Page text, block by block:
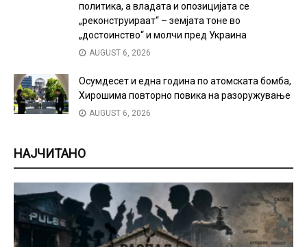
политика, а владата и опозицијата се
„реконструираат“ – земјата тоне во
„достоинство“ и молчи пред Украина
AUGUST 6, 2026
Осумдесет и една година по атомската бомба,
Хирошима повторно повика на разоружување
AUGUST 6, 2026
НАЈЧИТАНО